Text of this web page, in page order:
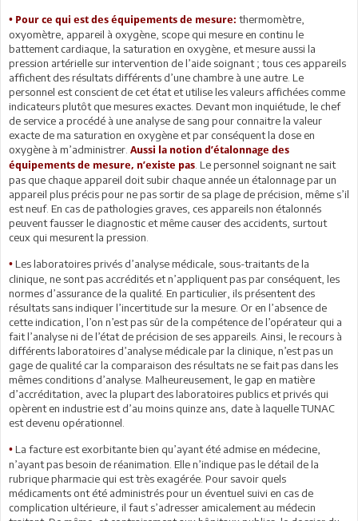
• Pour ce qui est des équipements de mesure: thermomètre,
oxyomètre, appareil à oxygène, scope qui mesure en continu le
battement cardiaque, la saturation en oxygène, et mesure aussi la
pression artérielle sur intervention de l’aide soignant ; tous ces appareils
affichent des résultats différents d’une chambre à une autre. Le
personnel est conscient de cet état et utilise les valeurs affichées comme
indicateurs plutôt que mesures exactes. Devant mon inquiétude, le chef
de service a procédé à une analyse de sang pour connaitre la valeur
exacte de ma saturation en oxygène et par conséquent la dose en
oxygène à m’administrer. Aussi la notion d’étalonnage des
équipements de mesure, n’existe pas . Le personnel soignant ne sait
pas que chaque appareil doit subir chaque année un étalonnage par un
appareil plus précis pour ne pas sortir de sa plage de précision, même s’il
est neuf. En cas de pathologies graves, ces appareils non étalonnés
peuvent fausser le diagnostic et même causer des accidents, surtout
ceux qui mesurent la pression.
• Les laboratoires privés d’analyse médicale, sous-traitants de la
clinique, ne sont pas accrédités et n’appliquent pas par conséquent, les
normes d’assurance de la qualité. En particulier, ils présentent des
résultats sans indiquer l’incertitude sur la mesure. Or en l’absence de
cette indication, l’on n’est pas sûr de la compétence de l’opérateur qui a
fait l’analyse ni de l’état de précision de ses appareils. Ainsi, le recours à
différents laboratoires d’analyse médicale par la clinique, n’est pas un
gage de qualité car la comparaison des résultats ne se fait pas dans les
mêmes conditions d’analyse. Malheureusement, le gap en matière
d’accréditation, avec la plupart des laboratoires publics et privés qui
opèrent en industrie est d’au moins quinze ans, date à laquelle TUNAC
est devenu opérationnel.
• La facture est exorbitante bien qu’ayant été admise en médecine,
n’ayant pas besoin de réanimation. Elle n’indique pas le détail de la
rubrique pharmacie qui est très exagérée. Pour savoir quels
médicaments ont été administrés pour un éventuel suivi en cas de
complication ultérieure, il faut s’adresser amicalement au médecin